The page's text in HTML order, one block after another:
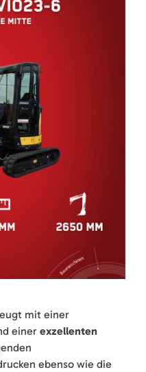
mit einer
einer exzellenten
ebenso wie die